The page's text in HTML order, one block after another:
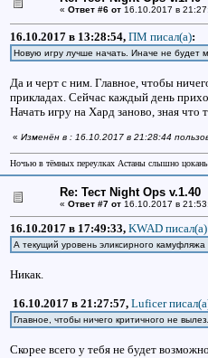
« Ответ #6 от16.10.2017 в
16.10.2017 в 13:28:54, ПМ писал(a):
Новую игру лучше начать. Иначе не будет
Да и черт с ним. Главное, чтобы
прикладах. Сейчас каждый день
Начать игру на Хард заново, зная что
« Изменён в : 16.10.2017 в 21:28:44
Ночью в тёмных переулках Астаны слышно
Re: Тест Night Ops v.1.40
« Ответ #7 от16.10.2017 в
16.10.2017 в 17:49:33, KWAD писал(a)
А текущий уровень эликсирного
Никак.
16.10.2017 в 21:27:57, Luficer
Главное, чтобы ничего критичного не
Скорее всего у тебя не будет